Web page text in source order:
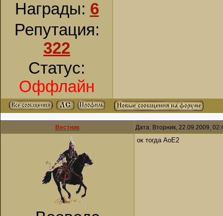
Награды: 6
Репутация:
322
Статус:
Оффлайн
Вестник Дата: Вторник, 22.09.2009,
ок тогда AoE2